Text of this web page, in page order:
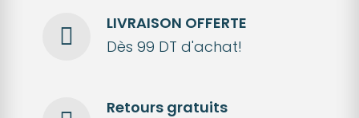
LIVRAISON OFFERTE
Dès 99 DT d'achat!
Retours gratuits